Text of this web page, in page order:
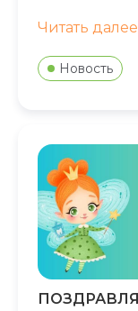
Читать
Новость